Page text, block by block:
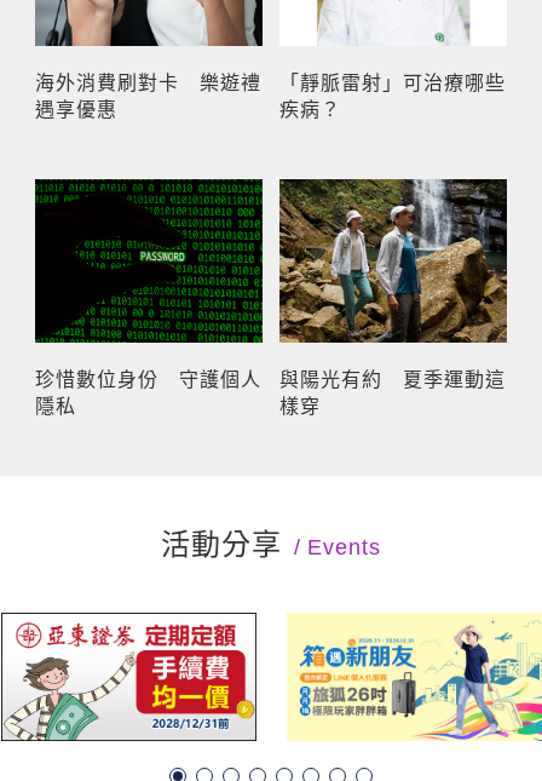
海外消費刷對卡 樂遊禮
遇享優惠
「靜脈雷射」可治療哪些
疾病？
珍惜數位身份 守護個人
隱私
與陽光有約 夏季運動這
樣穿
活動分享 Events